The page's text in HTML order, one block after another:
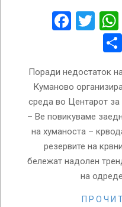
Поради недостаток
Куманово
среда во Центарот за
– Ве повикуваме
на хуманоста –
резервите на
бележат надолен
на